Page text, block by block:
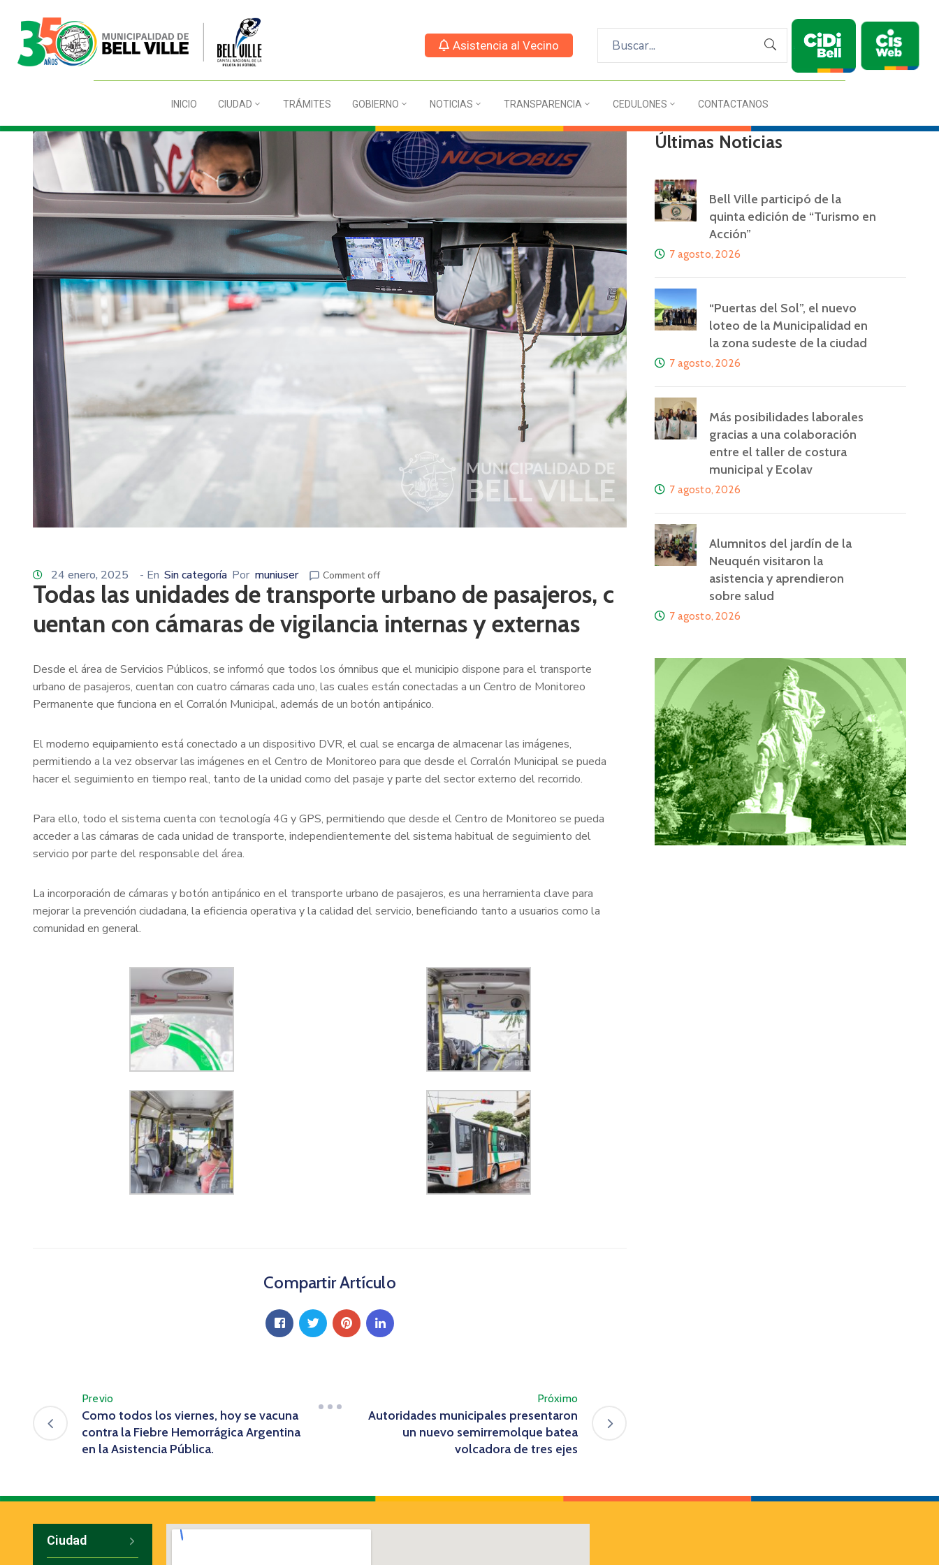
Asistencia al Vecino
INICIO CIUDAD TRÁMITES GOBIERNO NOTICIAS TRANSPARENCIA CEDULONES CONTACTANOS
24 enero, 2025 - En Sin categoría Por muniuser Comment off
Todas las unidades de transporte urbano de pasajeros, c
uentan con cámaras de vigilancia internas y externas
Desde el área de Servicios Públicos, se informó que todos los ómnibus que el municipio dispone para el transporte
urbano de pasajeros, cuentan con cuatro cámaras cada uno, las cuales están conectadas a un Centro de Monitoreo
Permanente que funciona en el Corralón Municipal, además de un botón antipánico.
El moderno equipamiento está conectado a un dispositivo DVR, el cual se encarga de almacenar las imágenes,
permitiendo a la vez observar las imágenes en el Centro de Monitoreo para que desde el Corralón Municipal se pueda
hacer el seguimiento en tiempo real, tanto de la unidad como del pasaje y parte del sector externo del recorrido.
Para ello, todo el sistema cuenta con tecnología 4G y GPS, permitiendo que desde el Centro de Monitoreo se pueda
acceder a las cámaras de cada unidad de transporte, independientemente del sistema habitual de seguimiento del
servicio por parte del responsable del área.
La incorporación de cámaras y botón antipánico en el transporte urbano de pasajeros, es una herramienta clave para
mejorar la prevención ciudadana, la eficiencia operativa y la calidad del servicio, beneficiando tanto a usuarios como la
comunidad en general.
Compartir Artículo
Previo
Como todos los viernes, hoy se vacuna
contra la Fiebre Hemorrágica Argentina
en la Asistencia Pública.
Próximo
Autoridades municipales presentaron
un nuevo semirremolque batea
volcadora de tres ejes
Últimas Noticias
Bell Ville participó de la
quinta edición de “Turismo en
Acción”
7 agosto, 2026
“Puertas del Sol”, el nuevo
loteo de la Municipalidad en
la zona sudeste de la ciudad
7 agosto, 2026
Más posibilidades laborales
gracias a una colaboración
entre el taller de costura
municipal y Ecolav
7 agosto, 2026
Alumnitos del jardín de la
Neuquén visitaron la
asistencia y aprendieron
sobre salud
7 agosto, 2026
Ciudad